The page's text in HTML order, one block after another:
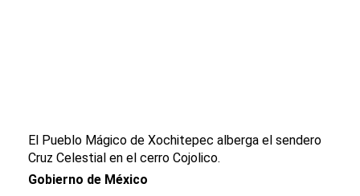
El Pueblo Mágico de Xochitepec alberga el sendero
Cruz Celestial en el cerro Cojolico.
Gobierno de México